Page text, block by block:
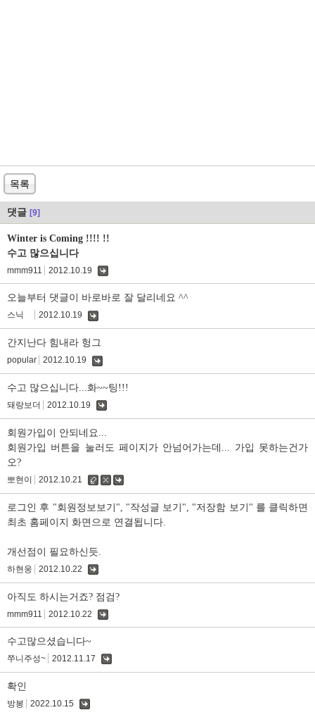
목록
댓글 [9]
Winter is Coming !!!! !!
수고 많으십니다
mmm911 2012.10.19
오늘부터 댓글이 바로바로 잘 달리네요 ^^
스닉 2012.10.19
간지난다 힘내라 헝그
popular 2012.10.19
수고 많으십니다...화~~팅!!!
돼랑보더 2012.10.19
회원가입이 안되네요...
회원가입 버튼을 눌러도 페이지가 안넘어가는데... 가입 못하는건가
오?
뽀현이 2012.10.21
수
삭
로그인 후 "회원정보보기", "작성글 보기", "저장함 보기" 를 클릭하면
최초 홈페이지 화면으로 연결됩니다.
개선점이 필요하신듯.
하현웅 2012.10.22
아직도 하시는거죠? 점검?
mmm911 2012.10.22
수고많으셨습니다~
쭈니주성~ 2012.11.17
확인
방봉 2022.10.15